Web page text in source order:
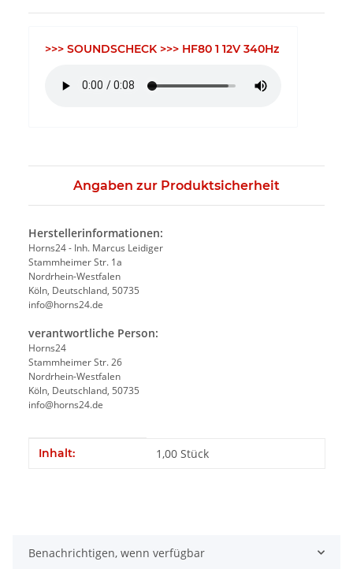
>>> SOUNDSCHECK >>> HF80 1 12V 340Hz
Angaben zur Produktsicherheit
Herstellerinformationen:
Horns24 - Inh. Marcus Leidiger
Stammheimer Str. 1a
Nordrhein-Westfalen
Köln, Deutschland, 50735
info@horns24.de
verantwortliche Person:
Horns24
Stammheimer Str. 26
Nordrhein-Westfalen
Köln, Deutschland, 50735
info@horns24.de
Produkteigenschaft
Wert
Inhalt: 1,00 Stück
Benachrichtigen, wenn verfügbar